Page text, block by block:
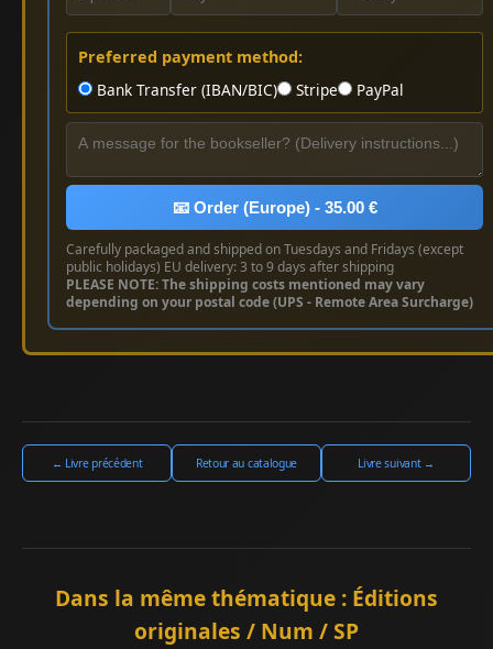
Preferred payment method:
Bank Transfer (IBAN/BIC)
Stripe PayPal
📧 Order (Europe) - 35.00 €
Carefully packaged and shipped on Tuesdays and Fridays (except
public holidays) EU delivery: 3 to 9 days after shipping
PLEASE NOTE: The shipping costs mentioned may vary
depending on your postal code (UPS - Remote Area Surcharge)
← Livre précédent Retour au catalogue Livre suivant →
Dans la même thématique : Éditions
originales / Num / SP